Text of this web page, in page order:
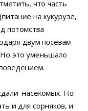
что часть
на кукурузе,
потомства
двум посевам
это уменьшало
насекомых. Но
и для сорняков, и